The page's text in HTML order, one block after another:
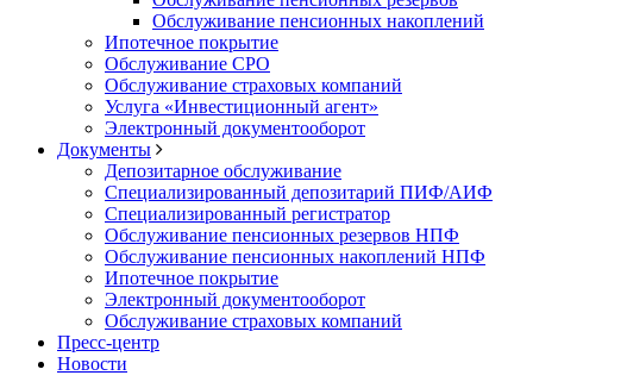
Обслуживание пенсионных накоплений
Ипотечное покрытие
Обслуживание СРО
Обслуживание страховых компаний
Услуга «Инвестиционный агент»
Электронный документооборот
Документы
Депозитарное обслуживание
Специализированный депозитарий ПИФ/АИФ
Специализированный регистратор
Обслуживание пенсионных резервов НПФ
Обслуживание пенсионных накоплений НПФ
Ипотечное покрытие
Электронный документооборот
Обслуживание страховых компаний
Пресс-центр
Новости